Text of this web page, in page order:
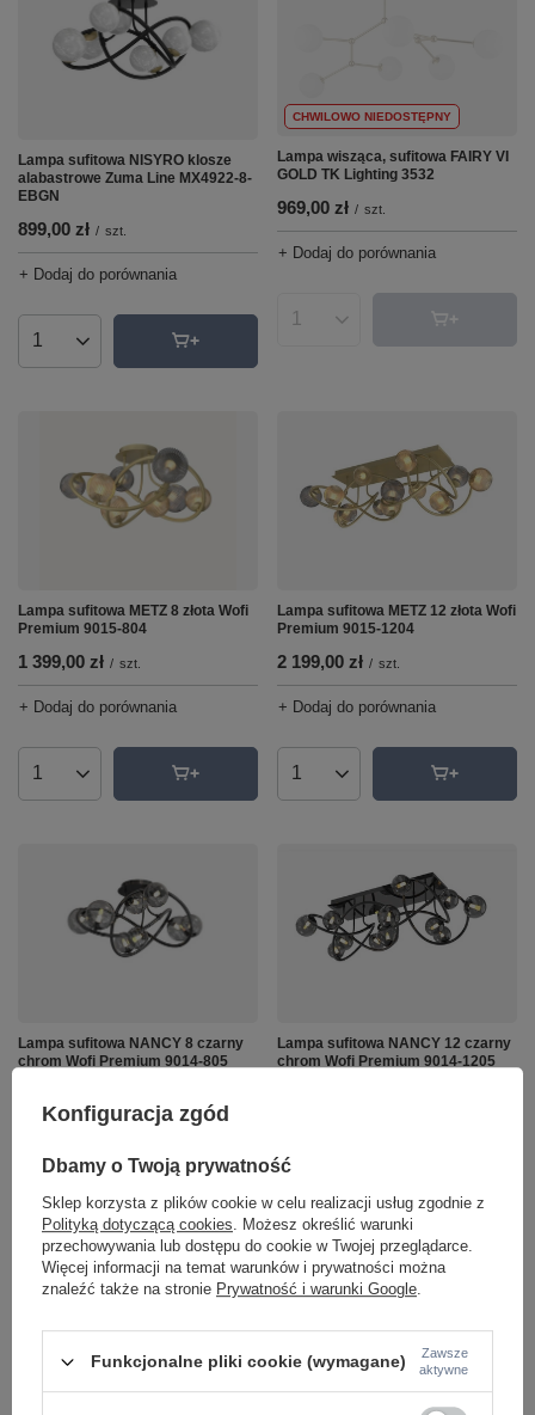
Lampa sufitowa NISYRO klosze
alabastrowe Zuma Line MX4922-8-
EBGN
899,00 zł / szt.
+ Dodaj do porównania
Ilość produktów
CHWILOWO NIEDOSTĘPNY
Lampa wisząca, sufitowa FAIRY VI
GOLD TK Lighting 3532
969,00 zł / szt.
+ Dodaj do porównania
Ilość produktów
Lampa sufitowa METZ 8 złota Wofi
Premium 9015-804
1 399,00 zł / szt.
+ Dodaj do porównania
Ilość produktów
Lampa sufitowa METZ 12 złota Wofi
Premium 9015-1204
2 199,00 zł / szt.
+ Dodaj do porównania
Ilość produktów
Lampa sufitowa NANCY 8 czarny
chrom Wofi Premium 9014-805
Ilość produktów
Lampa sufitowa NANCY 12 czarny
chrom Wofi Premium 9014-1205
Ilość produktów
Konfiguracja zgód
Dbamy o Twoją prywatność
Sklep korzysta z plików cookie w celu realizacji usług zgodnie z
Polityką dotyczącą cookies. Możesz określić warunki
przechowywania lub dostępu do cookie w Twojej przeglądarce.
Więcej informacji na temat warunków i prywatności można
znaleźć także na stronie Prywatność i warunki Google.
Funkcjonalne pliki cookie (wymagane)
Zawsze
aktywne